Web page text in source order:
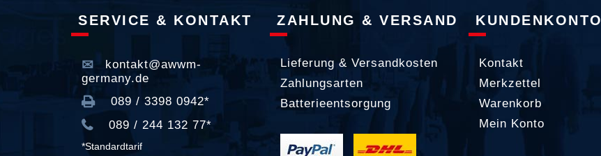
SERVICE & KONTAKT
kontakt@awwm-
germany.de
089 / 3398 0942*
089 / 244 132 77*
*Standardtarif
ZAHLUNG & VERSAND
Lieferung & Versandkosten
Zahlungsarten
Batterieentsorgung
KUNDENKONTO
Kontakt
Merkzettel
Warenkorb
Mein Konto